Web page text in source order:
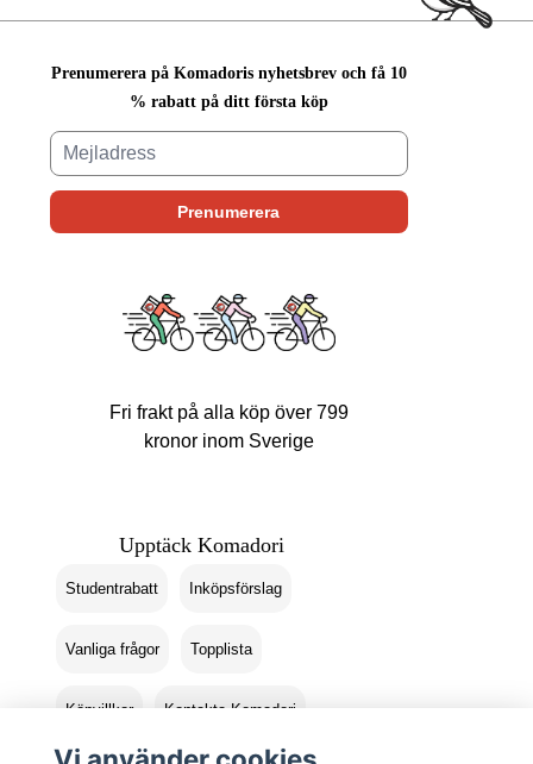
Prenumerera på Komadoris nyhetsbrev och få 10
% rabatt på ditt första köp
Fri frakt på alla köp över 799
kronor inom Sverige
Upptäck Komadori
Studentrabatt Inköpsförslag
Vanliga frågor Topplista
Köpvillkor Kontakta Komadori